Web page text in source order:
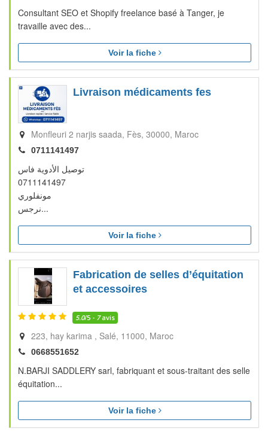
Consultant SEO et Shopify freelance basé à Tanger, je
travaille avec des...
Voir la fiche
Livraison médicaments fes
Monfleuri 2 narjis saada Fès 30000 Maroc
0711141497
توصيل الأدوية فاس
0711141497
مونفلوري
نرجس...
Voir la fiche
Fabrication de selles d’équitation
et accessoires
5.0/5 - 7avis
223, hay karima Salé 11000 Maroc
0668551652
N.BARJI SADDLERY sarl, fabriquant et sous-traitant des selle
équitation...
Voir la fiche